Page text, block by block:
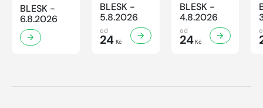
BLESK -
6.8.2026
BLESK -
5.8.2026
od
24Kč
BLESK -
4.8.2026
od
24Kč